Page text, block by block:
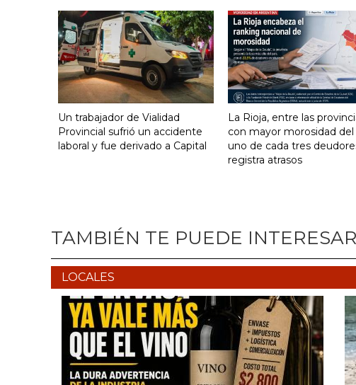
Un trabajador de Vialidad
Provincial sufrió un accidente
laboral y fue derivado a Capital
La Rioja, entre las
con mayor morosidad del
uno de cada tres
registra atrasos
TAMBIÉN TE PUEDE INTERESAR
LOCALES